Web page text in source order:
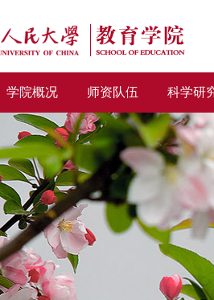
学院概况 师资队伍 科学研